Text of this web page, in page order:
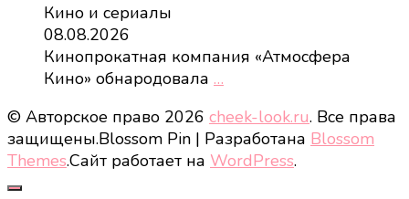
Кино и сериалы
08.08.2026
Кинопрокатная компания «Атмосфера
Кино» обнародовала …
© Авторское право 2026 cheek-look.ru. Все права
защищены.Blossom Pin | Разработана Blossom
Themes.Сайт работает на WordPress.